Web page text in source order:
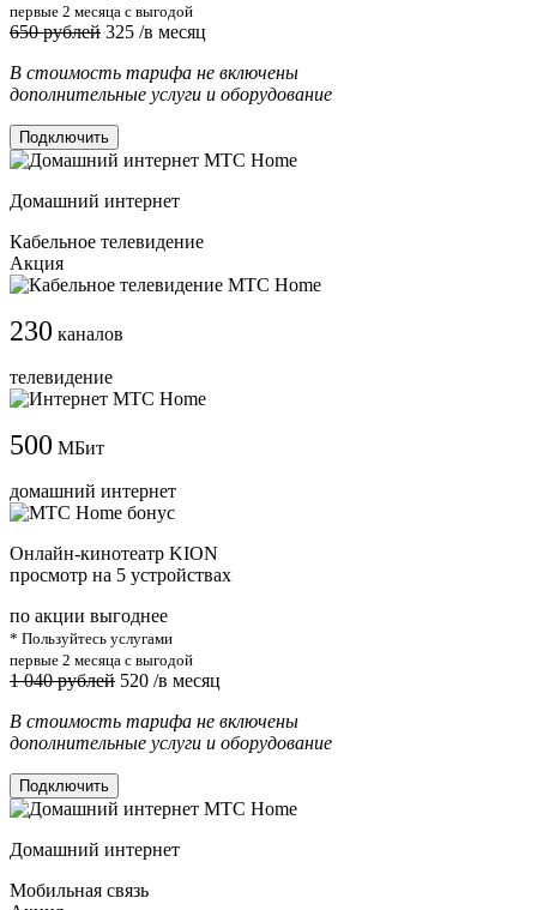
первые 2 месяца с выгодой
650 рублей 325 /в месяц
В стоимость тарифа не включены
дополнительные услуги и оборудование
Подключить
Домашний интернет
Кабельное телевидение
Акция
230 каналов
телевидение
500 МБит
домашний интернет
Онлайн-кинотеатр KION
просмотр на 5 устройствах
по акции выгоднее
* Пользуйтесь услугами
первые 2 месяца с выгодой
1 040 рублей 520 /в месяц
В стоимость тарифа не включены
дополнительные услуги и оборудование
Подключить
Домашний интернет
Мобильная связь